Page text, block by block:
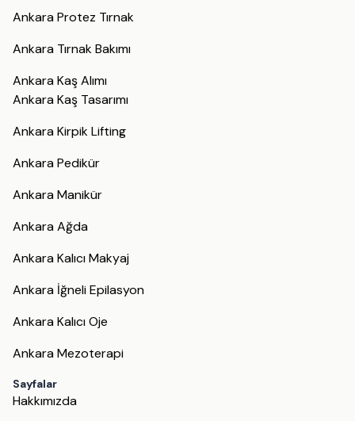
Ankara Protez Tırnak
Ankara Tırnak Bakımı
Ankara Kaş Alımı
Ankara Kaş Tasarımı
Ankara Kirpik Lifting
Ankara Pedikür
Ankara Manikür
Ankara Ağda
Ankara Kalıcı Makyaj
Ankara İğneli Epilasyon
Ankara Kalıcı Oje
Ankara Mezoterapi
Sayfalar
Hakkımızda